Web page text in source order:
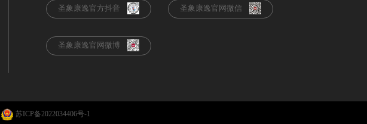
圣象康逸官方抖音 圣象康逸官网微信
圣象康逸官网微博
苏ICP备2022034406号-1